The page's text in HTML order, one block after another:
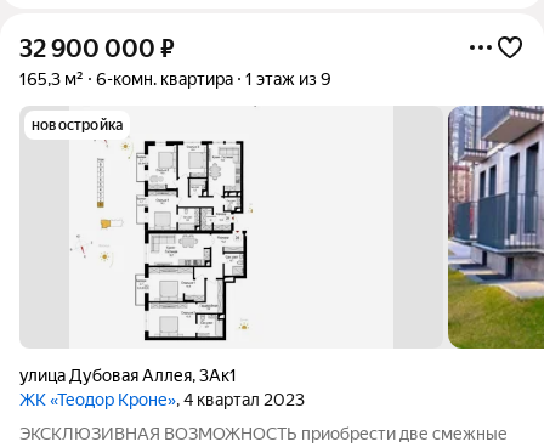
32 900 000 ₽
165,3 м² 6-комн. квартира 1 этаж из 9
новостройка
улица Дубовая Аллея,3Ак1
ЖК «Теодор Кроне», 4 квартал 2023
ЭКСКЛЮЗИВНАЯ ВОЗМОЖНОСТЬ приобрести две смежные